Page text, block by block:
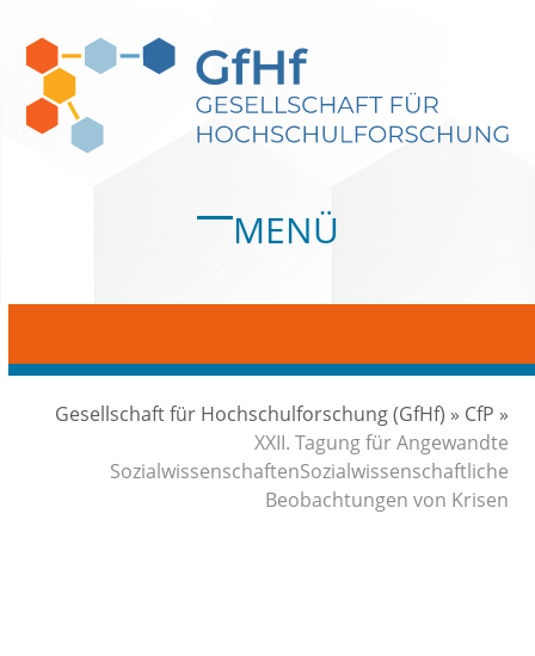
content
MENÜ
Open
Close
Gesellschaft für Hochschulforschung (GfHf) » CfP »
XXII. Tagung für Angewandte
SozialwissenschaftenSozialwissenschaftliche
Beobachtungen von Krisen